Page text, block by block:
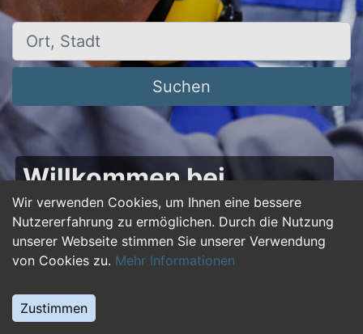
Wir verwenden Cookies, um Ihnen eine bessere
Nutzererfahrung zu ermöglichen. Durch die Nutzung
unserer Webseite stimmen Sie unserer Verwendung
von Cookies zu. Mehr Informationen
Zustimmen
Ort, Stadt
Suchen
Willkommen bei
50plus-jobs.de – Dein
Portal für Jobs ab 50!
Du bist über 50 und suchst nach einer neuen
beruflichen Herausforderung oder einem
Jobwechsel? Auf